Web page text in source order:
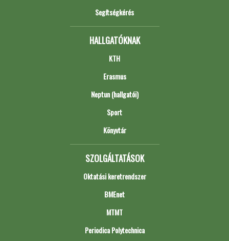
Segítségkérés
HALLGATÓKNAK
KTH
Erasmus
Neptun (hallgatói)
Sport
Könyvtár
SZOLGÁLTATÁSOK
Oktatási keretrendszer
BMEnet
MTMT
Periodica Polytechnica